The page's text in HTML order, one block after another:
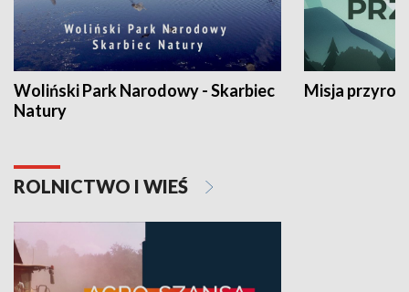
Woliński Park Narodowy - Skarbiec
Natury
Misja
ROLNICTWO I WIEŚ